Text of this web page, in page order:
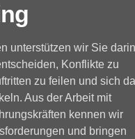
unterstützen wir Sie
Konflikte zu
zu feilen und sich
Aus der Arbeit mit
kennen wir
und bringen